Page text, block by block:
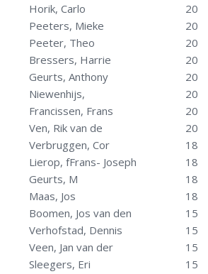
Horik, Carlo
20
Peeters, Mieke
20
Peeter, Theo
20
Bressers, Harrie
20
Geurts, Anthony
20
Niewenhijs,
20
Francissen, Frans
20
Ven, Rik van de
20
Verbruggen, Cor
18
Lierop, fFrans- Joseph
18
Geurts, M
18
Maas, Jos
18
Boomen, Jos van den
15
Verhofstad, Dennis
15
Veen, Jan van der
15
Sleegers, Eri 15